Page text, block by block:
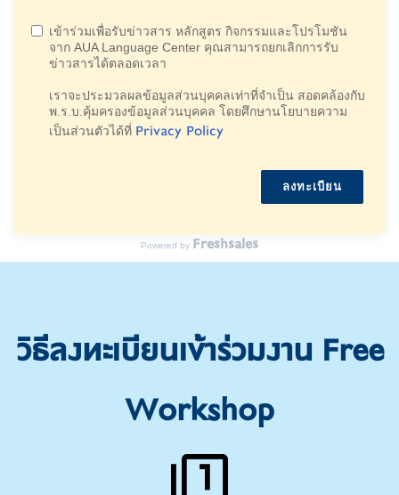
เข้าร่วมเพื่อรับข่าวสาร หลักสูตร กิจกรรมและโปรโมชัน
จาก AUA Language Center คุณสามารถยกเลิกการรับ
ข่าวสารได้ตลอดเวลา
เราจะประมวลผลข้อมูลส่วนบุคคลเท่าที่จําเป็น สอดคล้องกับ
พ.ร.บ.คุ้มครองข้อมูลส่วนบุคคล โดยศึกษานโยบายความ
เป็นส่วนตัวได้ที่ Privacy Policy
ลงทะเบียน
Powered by Freshsales
วิธีลงทะเบียนเข้าร่วมงาน Free
Workshop